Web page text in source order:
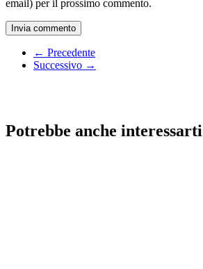
email) per il prossimo commento.
← Precedente
Successivo →
Potrebbe anche interessarti